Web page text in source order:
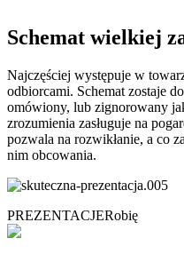
Schemat wielkiej
Najczęściej występuje w
odbiorcami. Schemat zostaje
omówiony, lub zignorowany
zrozumienia zasługuje na
pozwala na rozwikłanie, a co
nim obcowania.
PREZENTACJERobię